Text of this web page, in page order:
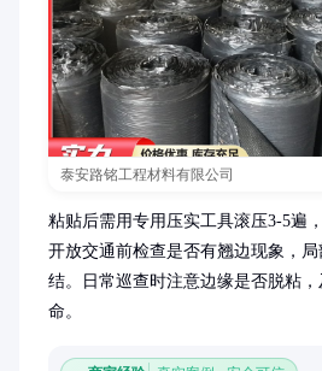
泰安路铭工程材料有限公司
粘贴后需用专用压实工具滚压3-5遍
开放交通前检查是否有翘边现象，
结。日常巡查时注意边缘是否脱粘
命。